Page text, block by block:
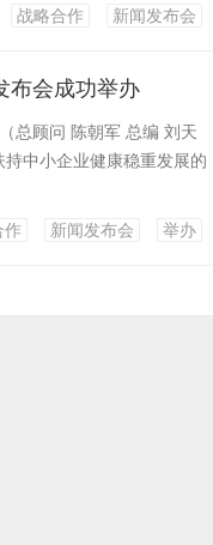
战略合作 新闻发布会
布会成功举办
总顾问 陈朝军 总编 刘天
中小企业健康稳重发展的
作 新闻发布会 举办